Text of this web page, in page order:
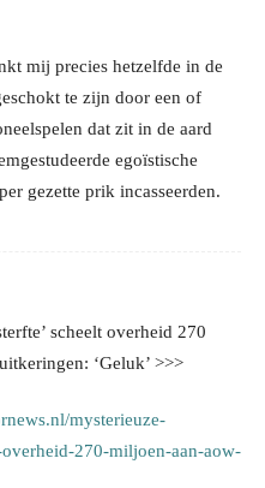
mij precies hetzelfde in de
te zijn door een of
dat zit in de aard
egoïstische
gezette prik incasseerden.
scheelt overheid 270
‘Geluk’ >>>
mysterieuze-
270-miljoen-aan-aow-